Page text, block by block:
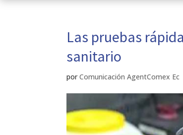
Las pruebas
sanitario
porComunicación AgentComex Ec